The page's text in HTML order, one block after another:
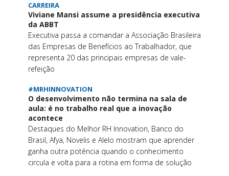
CARREIRA
Viviane Mansi assume a presidência executiva
da ABBT
Executiva passa a comandar a Associação Brasileira
das Empresas de Benefícios ao Trabalhador, que
representa 20 das principais empresas de vale-
refeição
#MRHINNOVATION
O desenvolvimento não termina na sala de
aula: é no trabalho real que a inovação
acontece
Destaques do Melhor RH Innovation, Banco do
Brasil, Afya, Novelis e Alelo mostram que aprender
ganha outra potência quando o conhecimento
circula e volta para a rotina em forma de solução